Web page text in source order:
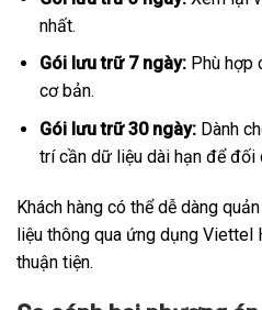
nhất.
Gói lưu trữ 7 ngày:Phù hợp
cơ bản.
Gói lưu trữ 30 ngày:Dành
trí cần dữ liệu dài hạn để đối
Khách hàng có thể dễ dàng
liệu thông qua ứng dụng Viettel
thuận tiện.